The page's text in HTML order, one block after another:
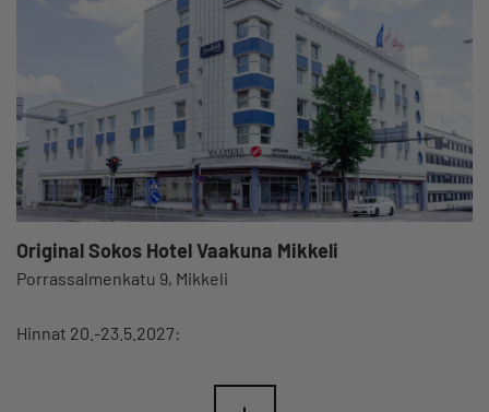
Original Sokos Hotel Vaakuna Mikkeli
Porrassalmenkatu 9, Mikkeli
Hinnat 20.-23.5.2027: